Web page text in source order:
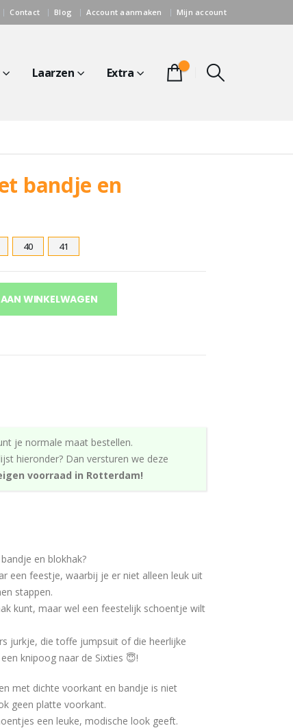
Contact Blog Account aanmaken Mijn account
Laarzen Extra
bandje en
40 41
WINKELWAGEN
je normale maat bestellen.
hieronder? Dan versturen we deze
voorraad in Rotterdam!
en blokhak?
een feestje, waarbij je er niet alleen leuk uit
stappen.
kunt, maar wel een feestelijk schoentje wilt
jurkje, die toffe jumpsuit of die heerlijke
knipoog naar de Sixties 😇!
met dichte voorkant en bandje is niet
geen platte voorkant.
een leuke, modische look geeft.